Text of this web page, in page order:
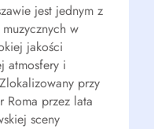
jest jednym z
w
jakości
atmosfery i
przy
Roma przez lata
sceny